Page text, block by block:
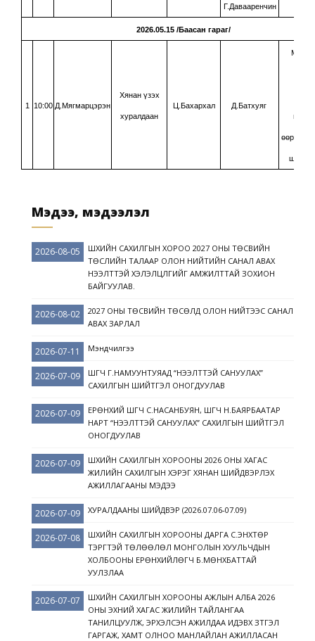
Г.Давааренчин
2026.05.15 /Баасан гараг/
1 10:00 Д.Мягмарцэрэн
Хянан үзэх
хуралдаан
Ц.Бахархал Д.Батхуяг
Мэдээ, мэдээлэл
2026-08-05
ШҮҮХИЙН САХИЛГЫН ХОРОО 2027 ОНЫ ТӨСВИЙН
ТӨСЛИЙН ТАЛААР ОЛОН НИЙТИЙН САНАЛ АВАХ
НЭЭЛТТЭЙ ХЭЛЭЛЦҮҮЛГИЙГ АМЖИЛТТАЙ ЗОХИОН
БАЙГУУЛАВ.
2026-08-02
2027 ОНЫ ТӨСВИЙН ТӨСӨЛД ОЛОН НИЙТЭЭС САНАЛ
АВАХ ЗАРЛАЛ
2026-07-11 Мэндчилгээ
2026-07-09
ШҮҮГЧ Г.НАМУУНТУЯАД “НЭЭЛТТЭЙ САНУУЛАХ”
САХИЛГЫН ШИЙТГЭЛ ОНОГДУУЛАВ
2026-07-09
ЕРӨНХИЙ ШҮҮГЧ С.НАСАНБУЯН, ШҮҮГЧ Н.БАЯРБААТАР
НАРТ “НЭЭЛТТЭЙ САНУУЛАХ” САХИЛГЫН ШИЙТГЭЛ
ОНОГДУУЛАВ
2026-07-09
ШҮҮХИЙН САХИЛГЫН ХОРООНЫ 2026 ОНЫ ХАГАС
ЖИЛИЙН САХИЛГЫН ХЭРЭГ ХЯНАН ШИЙДВЭРЛЭХ
АЖИЛЛАГААНЫ МЭДЭЭ
2026-07-09 ХУРАЛДААНЫ ШИЙДВЭР (2026.07.06-07.09)
2026-07-08
ШҮҮХИЙН САХИЛГЫН ХОРООНЫ ДАРГА С.ЭНХТӨР
ТЭРГҮҮТЭЙ ТӨЛӨӨЛӨЛ МОНГОЛЫН ХУУЛЬЧДЫН
ХОЛБООНЫ ЕРӨНХИЙЛӨГЧ Б.МӨНХБАТТАЙ
УУЛЗЛАА
2026-07-07
ШҮҮХИЙН САХИЛГЫН ХОРООНЫ АЖЛЫН АЛБА 2026
ОНЫ ЭХНИЙ ХАГАС ЖИЛИЙН ТАЙЛАНГАА
ТАНИЛЦУУЛЖ, ЭРХЭЛСЭН АЖИЛДАА ИДЭВХ ЗҮТГЭЛ
ГАРГАЖ, ХАМТ ОЛНОО МАНЛАЙЛАН АЖИЛЛАСАН